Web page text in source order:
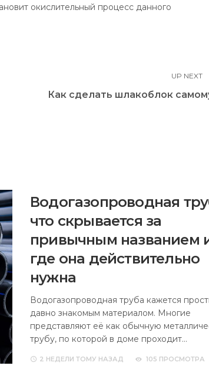
окислительный процесс данного
UP NEXT
Как сделать шлакоблок
Водогазопроводная
что скрывается за
привычным названием
где она действительно
нужна
Водогазопроводная труба кажется
давно знакомым материалом. Многие
представляют её как обычную
трубу, по которой в доме проходит…
2 НЕДЕЛИ ТОМУ НАЗАД 105 ПРОСМОТРА